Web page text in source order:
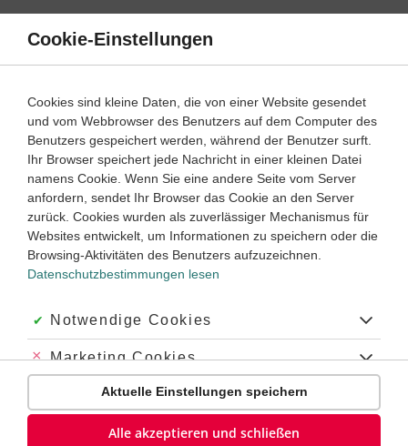
Direkt
Inhalt
Physik Schülerlexikon
Biologie Chemie Deutsch Englisch
Französisch Geschichte Latein Mathematik
A B C D E F G
N
P
Anfangsbuchstabe
Abbildungsfehler
Cookie-Einstellungen
Cookies sind kleine Daten, die von einer Website gesendet
und vom Webbrowser des Benutzers auf dem Computer des
Benutzers gespeichert werden, während der Benutzer surft.
Ihr Browser speichert jede Nachricht in einer kleinen Datei
namens Cookie. Wenn Sie eine andere Seite vom Server
anfordern, sendet Ihr Browser das Cookie an den Server
zurück. Cookies wurden als zuverlässiger Mechanismus für
Websites entwickelt, um Informationen zu speichern oder die
Browsing-Aktivitäten des Benutzers aufzuzeichnen.
Datenschutzbestimmungen lesen
Akzeptiert:
Notwendige Cookies
Abgelehnt:
Marketing Cookies
Abgelehnt:
Personalisierungs-Cookies
Aktuelle Einstellungen speichern
Alle akzeptieren und schließen